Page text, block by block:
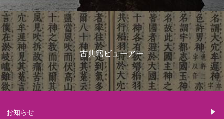
古典籍ビューアー
お知らせ